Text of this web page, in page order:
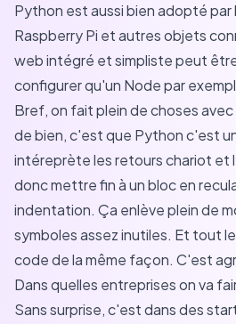
Python est aussi bien adopté par
Raspberry Pi et autres objets
web intégré et simpliste peut
configurer qu'un Node par
Bref, on fait plein de choses
de bien, c'est que Python c'est
intéreprète les retours chariot et
donc mettre fin à un bloc en
indentation. Ça enlève plein de
symboles assez inutiles. Et tout
code de la même façon. C'est
Dans quelles entreprises on va
Sans surprise, c'est dans des